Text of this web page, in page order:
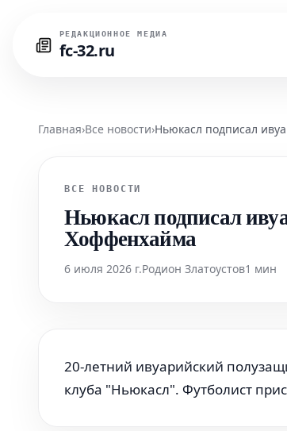
РЕДАКЦИОННОЕ МЕДИА
fc-32.ru
Главная›Все новости›Ньюкасл подписал
ВСЕ НОВОСТИ
Ньюкасл подписал
Хоффенхайма
6 июля 2026 г.Родион Златоустов1 мин
20-летний ивуарийский
клуба "Ньюкасл". Футболист